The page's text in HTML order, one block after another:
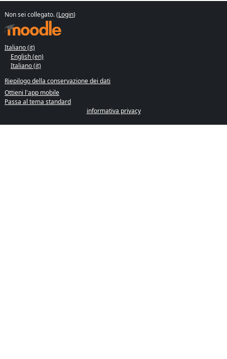
Non sei collegato. (Login)
Italiano ‎(it)‎
English ‎(en)‎
Italiano ‎(it)‎
Riepilogo della conservazione dei dati
Ottieni l'app mobile
Passa al tema standard
informativa privacy